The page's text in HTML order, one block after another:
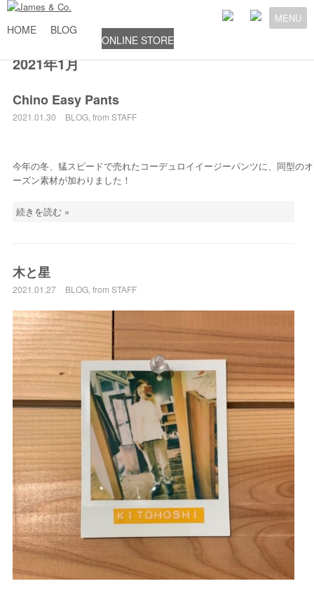
MENU
HOME BLOG
ONLINE STORE
2021年1月
Chino Easy Pants
2021.01.30 BLOG, from STAFF
今年の冬、猛スピードで売れたコーデュロイイージーパンツに、同型の
ーズン素材が加わりました！
続きを読む »
木と星
2021.01.27 BLOG, from STAFF